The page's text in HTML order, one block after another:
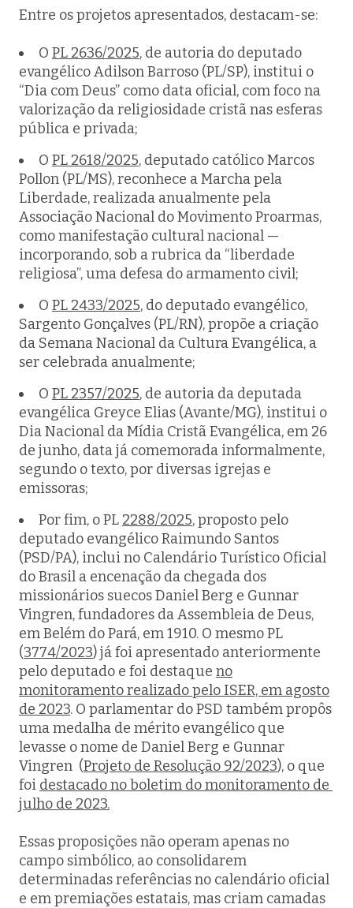
Entre os projetos apresentados, destacam-se:
O PL 2636/2025, de autoria do deputado
evangélico Adilson Barroso (PL/SP), institui o
“Dia com Deus” como data oficial, com foco na
valorização da religiosidade cristã nas esferas
pública e privada;
O PL 2618/2025, deputado católico Marcos
Pollon (PL/MS), reconhece a Marcha pela
Liberdade, realizada anualmente pela
Associação Nacional do Movimento Proarmas,
como manifestação cultural nacional —
incorporando, sob a rubrica da “liberdade
religiosa”, uma defesa do armamento civil;
O PL 2433/2025, do deputado evangélico,
Sargento Gonçalves (PL/RN), propõe a criação
da Semana Nacional da Cultura Evangélica, a
ser celebrada anualmente;
O PL 2357/2025, de autoria da deputada
evangélica Greyce Elias (Avante/MG), institui o
Dia Nacional da Mídia Cristã Evangélica, em 26
de junho, data já comemorada informalmente,
segundo o texto, por diversas igrejas e
emissoras;
Por fim, o PL 2288/2025, proposto pelo
deputado evangélico Raimundo Santos
(PSD/PA), inclui no Calendário Turístico Oficial
do Brasil a encenação da chegada dos
missionários suecos Daniel Berg e Gunnar
Vingren, fundadores da Assembleia de Deus,
em Belém do Pará, em 1910. O mesmo PL
(3774/2023) já foi apresentado anteriormente
pelo deputado e foi destaque no
monitoramento realizado pelo ISER, em agosto
de 2023. O parlamentar do PSD também propôs
uma medalha de mérito evangélico que
levasse o nome de Daniel Berg e Gunnar
Vingren (Projeto de Resolução 92/2023), o que
foi destacado no boletim do monitoramento de
julho de 2023.
Essas proposições não operam apenas no
campo simbólico, ao consolidarem
determinadas referências no calendário oficial
e em premiações estatais, mas criam camadas